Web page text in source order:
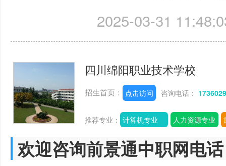
2025-03-31
四川绵阳职业技术学校
招生首页： 点击访问 咨询电话：
推荐专业： 计算机专业 人力资源专业
欢迎咨询前景通中职网电